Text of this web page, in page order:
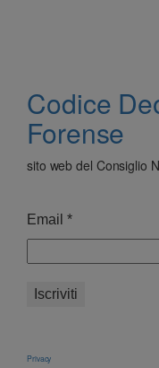
Codice
Forense
sito web del Consiglio
Email *
Privacy